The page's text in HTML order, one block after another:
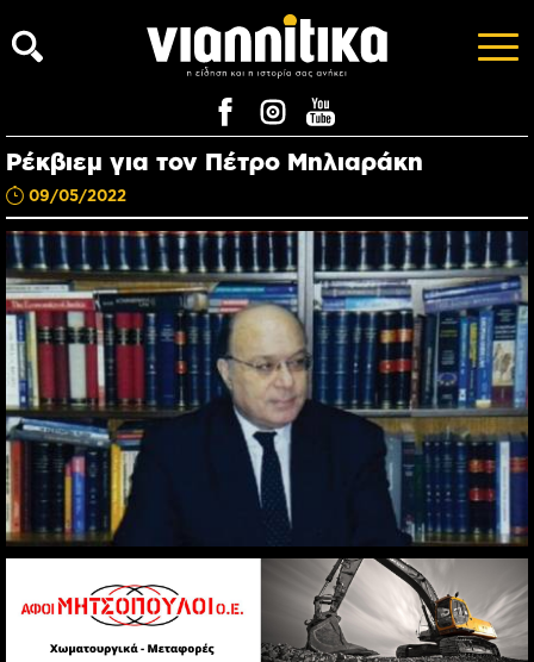
Ρέκβιεμ για τον Πέτρο Μηλιαράκη
09/05/2022